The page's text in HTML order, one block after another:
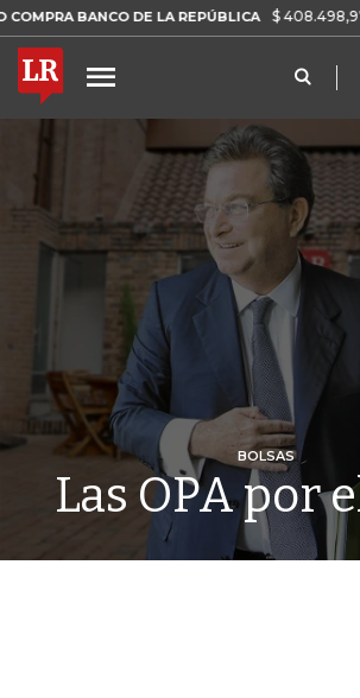
BANCO DE LA REPÚBLICA $ 408.498,97 +$
BOLSAS
Las OPA por